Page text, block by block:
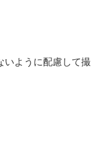
ように配慮して撮